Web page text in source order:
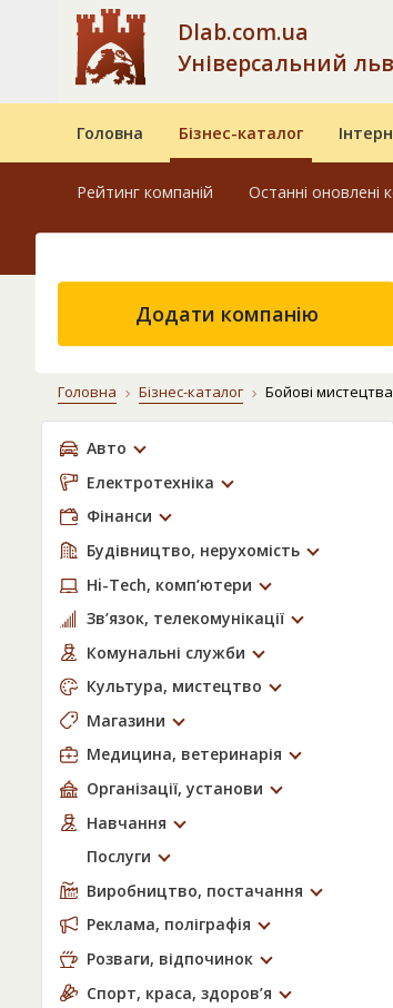
Dlab.com.ua
Універсальний
Головна Бізнес-каталог
Рейтинг компаній Останні оновлені
Додати компанію
Головна Бізнес-каталог Бойові мистецтва
Авто
Електротехніка
Фінанси
Будівництво, нерухомість
Hi-Tech, комп’ютери
Зв’язок, телекомунікації
Комунальні служби
Культура, мистецтво
Магазини
Медицина, ветеринарія
Організації, установи
Навчання
Послуги
Виробництво, постачання
Реклама, поліграфія
Розваги, відпочинок
Спорт, краса, здоров’я